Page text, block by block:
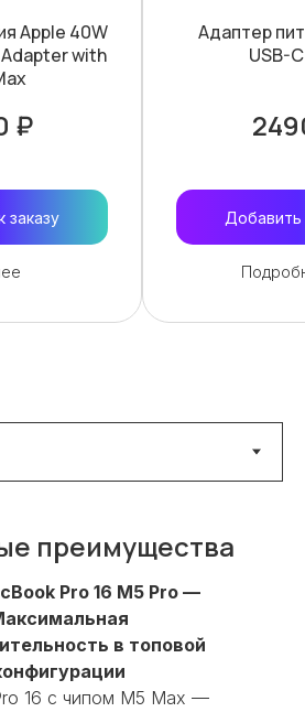
Apple 40W
with
₽
заказу
Адаптер
USB-
Добавить
преимущества
Pro 16 M5 Pro —
в топовой
16 с чипом M5 Max —
ноутбук
MacBook Pro
Apple
— сдайте
в магазин и
на новое.